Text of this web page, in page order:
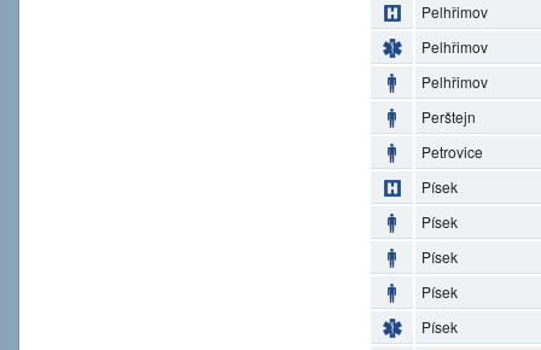
Pelhřimov
Pelhřimov
Pelhřimov
Perštejn
Petrovice
Písek
Písek
Písek
Písek
Písek